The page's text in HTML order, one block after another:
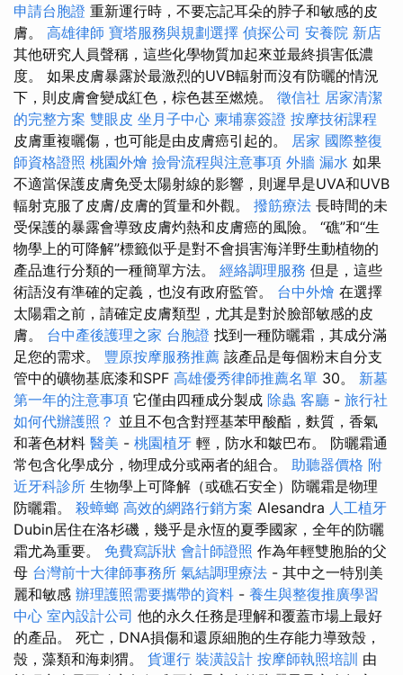
申請台胞證 重新運行時，不要忘記耳朵的脖子和敏感的皮
膚。 高雄律師 寶塔服務與規劃選擇 偵探公司 安養院 新店
其他研究人員聲稱，這些化學物質加起來並最終損害低濃
度。 如果皮膚暴露於最激烈的UVB輻射而沒有防曬的情況
下，則皮膚會變成紅色，棕色甚至燃燒。 徵信社 居家清潔
的完整方案 雙眼皮 坐月子中心 柬埔寨簽證 按摩技術課程
皮膚重複曬傷，也可能是由皮膚癌引起的。 居家 國際整復
師資格證照 桃園外燴 撿骨流程與注意事項 外牆 漏水 如果
不適當保護皮膚免受太陽射線的影響，則遲早是UVA和UVB
輻射克服了皮膚/皮膚的質量和外觀。 撥筋療法 長時間的未
受保護的暴露會導致皮膚灼熱和皮膚癌的風險。 “礁”和“生
物學上的可降解”標籤似乎是對不會損害海洋野生動植物的
產品進行分類的一種簡單方法。 經絡調理服務 但是，這些
術語沒有準確的定義，也沒有政府監管。 台中外燴 在選擇
太陽霜之前，請確定皮膚類型，尤其是對於臉部敏感的皮
膚。 台中產後護理之家 台胞證 找到一種防曬霜，其成分滿
足您的需求。 豐原按摩服務推薦 該產品是每個粉末自分支
管中的礦物基底漆和SPF 高雄優秀律師推薦名單 30。 新墓
第一年的注意事項 它僅由四種成分製成 除蟲 客廳 - 旅行社
如何代辦護照？ 並且不包含對羥基苯甲酸酯，麩質，香氣
和著色材料 醫美 - 桃園植牙 輕，防水和皺巴布。 防曬霜通
常包含化學成分，物理成分或兩者的組合。 助聽器價格 附
近牙科診所 生物學上可降解（或礁石安全）防曬霜是物理
防曬霜。 殺蟑螂 高效的網路行銷方案 Alesandra 人工植牙
Dubin居住在洛杉磯，幾乎是永恆的夏季國家，全年的防曬
霜尤為重要。 免費寫訴狀 會計師證照 作為年輕雙胞胎的父
母 台灣前十大律師事務所 氣結調理療法 - 其中之一特別美
麗和敏感 辦理護照需要攜帶的資料 - 養生與整復推廣學習
中心 室內設計公司 他的永久任務是理解和覆蓋市場上最好
的產品。 死亡，DNA損傷和還原細胞的生存能力導致殼，
殼，藻類和海刺猬。 貨運行 裝潢設計 按摩師執照培訓 由